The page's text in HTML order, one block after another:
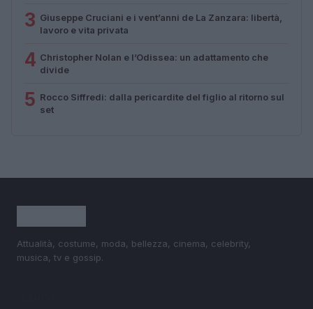
3 Giuseppe Cruciani e i vent’anni de La Zanzara: libertà,
lavoro e vita privata
4 Christopher Nolan e l’Odissea: un adattamento che
divide
5 Rocco Siffredi: dalla pericardite del figlio al ritorno sul
set
Attualità, costume, moda, bellezza, cinema, celebrity,
musica, tv e gossip.